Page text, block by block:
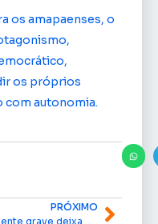
os amapaenses, o
os próprios
com autonomia.
PRÓXIMO
Acidente grave deixa dois mortos e nove feridos na zona rural de Macapá